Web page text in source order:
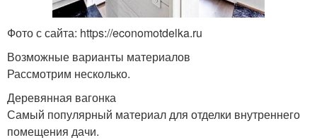
Фото с сайта: https://economotdelka.ru
Возможные варианты материалов
Рассмотрим несколько.
Деревянная вагонка
Самый популярный материал для отделки внутреннего
помещения дачи.